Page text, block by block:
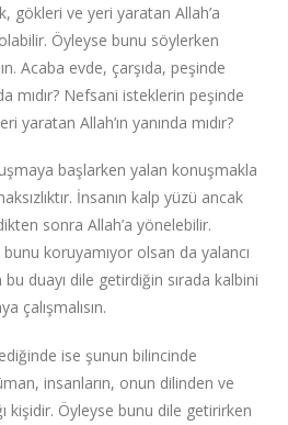
gökleri ve yeri yaratan Allah’a
Öyleyse bunu söylerken
Acaba evde, çarşıda, peşinde
mıdır? Nefsani isteklerin peşinde
yaratan Allah’ın yanında mıdır?
başlarken yalan konuşmakla
İnsanın kalp yüzü ancak
sonra Allah’a yönelebilir.
koruyamıyor olsan da yalancı
duayı dile getirdiğin sırada kalbini
çalışmalısın.
ise şunun bilincinde
insanların, onun dilinden ve
kişidir. Öyleyse bunu dile getirirken